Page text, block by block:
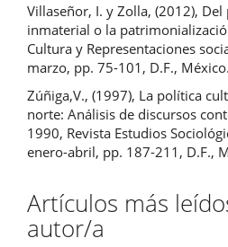
Villaseñor, I. y Zolla, (2012),
inmaterial o la
Cultura y Representaciones
marzo, pp. 75-101, D.F., México.
Zúñiga,V., (1997), La política
norte: Análisis de discursos
1990, Revista Estudios
enero-abril, pp. 187-211, D.F.,
Artículos más
autor/a